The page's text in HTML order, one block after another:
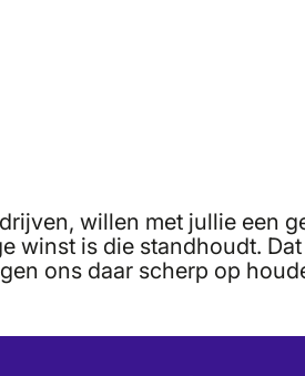
willen met jullie een
winst is die standhoudt.
ons daar scherp op